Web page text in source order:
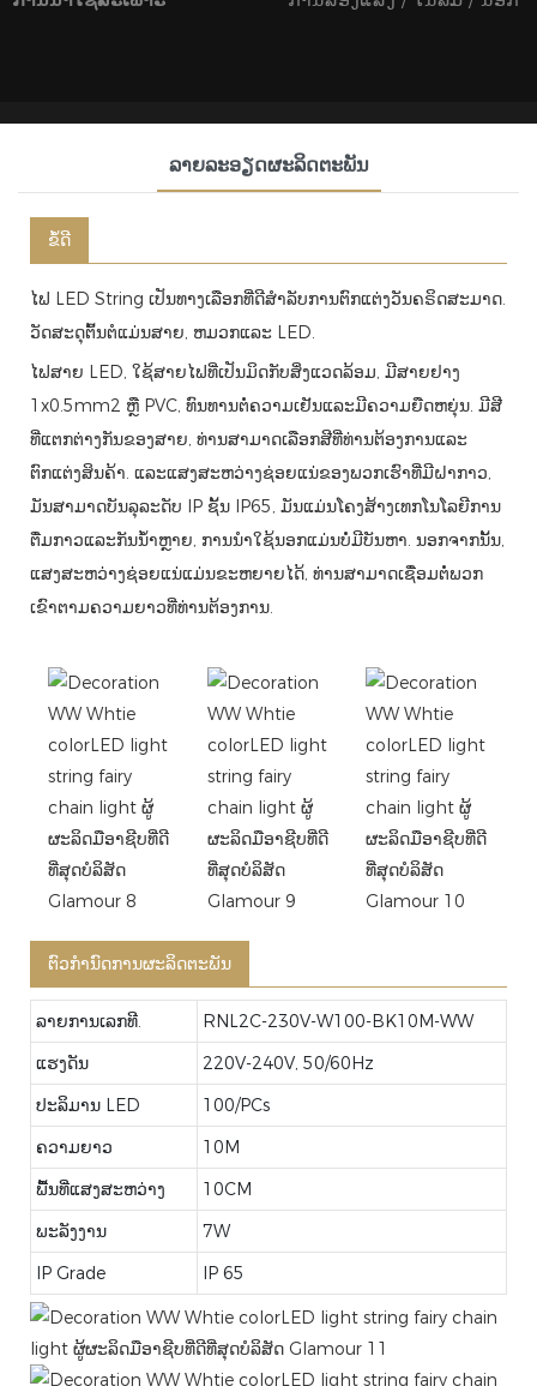
ລາຍລະອຽດຜະລິດຕະພັນ
ຂໍ້ດີ
ໄຟ LED String ເປັນທາງເລືອກທີ່ດີສໍາລັບການຕົກແຕ່ງວັນຄຣິດສະມາດ.
ວັດສະດຸຕົ້ນຕໍແມ່ນສາຍ, ຫມວກແລະ LED.
ໄຟສາຍ LED, ໃຊ້ສາຍໄຟທີ່ເປັນມິດກັບສິ່ງແວດລ້ອມ, ມີສາຍຢາງ
1x0.5mm2 ຫຼື PVC, ທົນທານຕໍ່ຄວາມເຢັນແລະມີຄວາມຍືດຫຍຸ່ນ. ມີສີ
ທີ່ແຕກຕ່າງກັນຂອງສາຍ, ທ່ານສາມາດເລືອກສີທີ່ທ່ານຕ້ອງການແລະ
ຕົກແຕ່ງສິນຄ້າ. ແລະແສງສະຫວ່າງຊ່ອຍແນ່ຂອງພວກເຮົາທີ່ມີຝາກາວ,
ມັນສາມາດບັນລຸລະດັບ IP ຊັ້ນ IP65, ມັນແມ່ນໂຄງສ້າງເທກໂນໂລຍີການ
ຕື່ມກາວແລະກັນນ້ໍາຫຼາຍ, ການນໍາໃຊ້ນອກແມ່ນບໍ່ມີບັນຫາ. ນອກຈາກນັ້ນ,
ແສງສະຫວ່າງຊ່ອຍແນ່ແມ່ນຂະຫຍາຍໄດ້, ທ່ານສາມາດເຊື່ອມຕໍ່ພວກ
ເຂົາຕາມຄວາມຍາວທີ່ທ່ານຕ້ອງການ.
ຕົວກໍານົດການຜະລິດຕະພັນ
ລາຍການເລກທີ.
RNL2C-230V-W100-BK10M-WW
ແຮງດັນ
220V-240V, 50/60Hz
ປະລິມານ LED
100/PCs
ຄວາມຍາວ
10M
ພື້ນທີ່ແສງສະຫວ່າງ
10CM
ພະລັງງານ
7W
IP Grade
IP 65